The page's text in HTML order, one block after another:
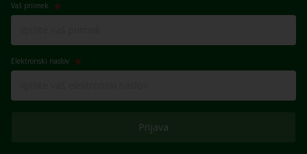
Vaš priimek
Elektronski naslov
Prijava